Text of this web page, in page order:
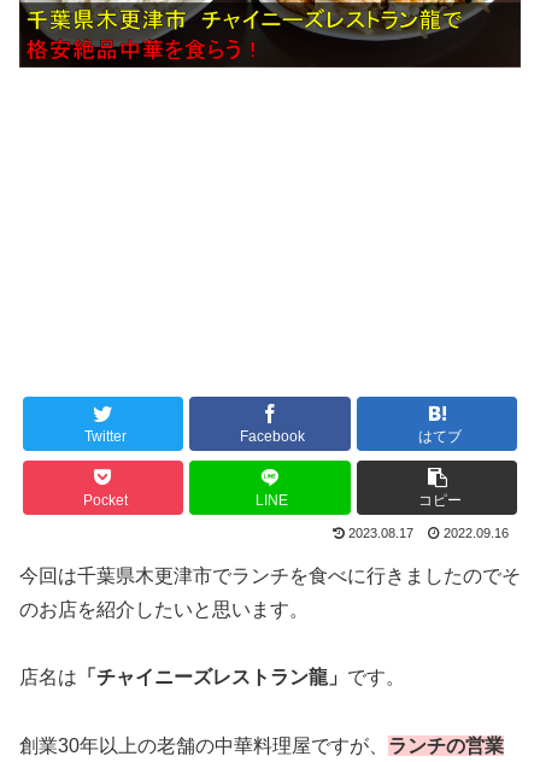
Twitter Facebook はてブ
Pocket LINE コピー
2023.08.17 2022.09.16
今回は千葉県木更津市でランチを食べに行きましたのでそ
のお店を紹介したいと思います。
店名は 「チャイニーズレストラン龍」 です。
創業30年以上の老舗の中華料理屋ですが、 ランチの営業